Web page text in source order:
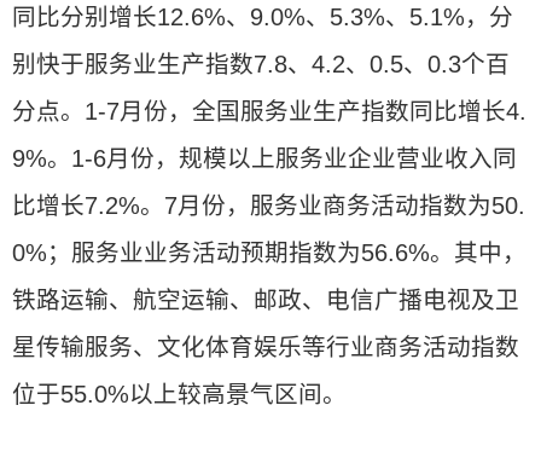
同比分别增长12.6%、9.0%、5.3%、5.1%，分
别快于服务业生产指数7.8、4.2、0.5、0.3个百
分点。1-7月份，全国服务业生产指数同比增长4.
9%。1-6月份，规模以上服务业企业营业收入同
比增长7.2%。7月份，服务业商务活动指数为50.
0%；服务业业务活动预期指数为56.6%。其中，
铁路运输、航空运输、邮政、电信广播电视及卫
星传输服务、文化体育娱乐等行业商务活动指数
位于55.0%以上较高景气区间。